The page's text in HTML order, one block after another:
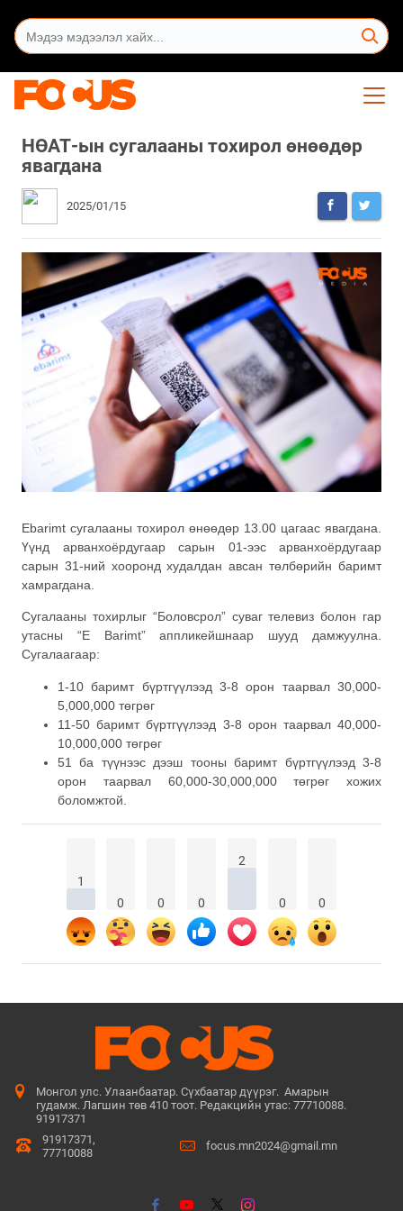
НӨАТ-ын сугалааны тохирол өнөөдөр
явагдана
2025/01/15
Ebarimt сугалааны тохирол өнөөдөр 13.00 цагаас явагдана.
Үүнд арванхоёрдугаар сарын 01-ээс арванхоёрдугаар
сарын 31-ний хооронд худалдан авсан төлбөрийн баримт
хамрагдана.
Сугалааны тохирлыг “Боловсрол” суваг телевиз болон гар
утасны “E Barimt” аппликейшнаар шууд дамжуулна.
Сугалаагаар:
1-10 баримт бүртгүүлээд 3-8 орон таарвал 30,000-
5,000,000 төгрөг
11-50 баримт бүртгүүлээд 3-8 орон таарвал 40,000-
10,000,000 төгрөг
51 ба түүнээс дээш тооны баримт бүртгүүлээд 3-8
орон таарвал 60,000-30,000,000 төгрөг хожих
боломжтой.
1
0
0 0
2
0 0
Монгол улс. Улаанбаатар. Сүхбаатар дүүрэг. Амарын
гудамж. Лагшин төв 410 тоот. Редакцийн утас: 77710088.
91917371
91917371,
77710088
focus.mn2024@gmail.mn